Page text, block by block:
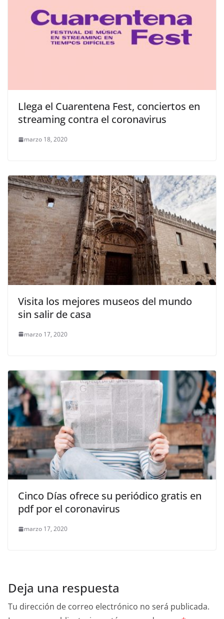
Llega el Cuarentena Fest, conciertos en
streaming contra el coronavirus
marzo 18, 2020
Visita los mejores museos del mundo
sin salir de casa
marzo 17, 2020
Cinco Días ofrece su periódico gratis en
pdf por el coronavirus
marzo 17, 2020
Deja una respuesta
Tu dirección de correo electrónico no será publicada.